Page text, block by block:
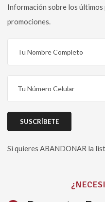
Información sobre los
promociones.
Si quieres ABANDONAR la